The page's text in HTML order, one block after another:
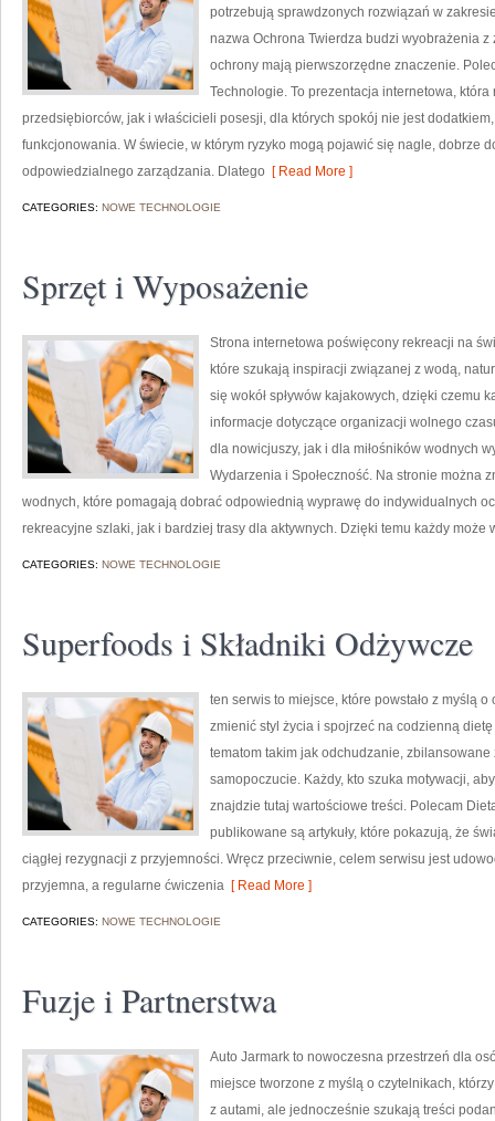
potrzebują sprawdzonych rozwiązań w
nazwa Ochrona Twierdza budzi wyobrażenia
ochrony mają pierwszorzędne znaczenie.
Technologie. To prezentacja internetowa,
przedsiębiorców, jak i właścicieli posesji, dla których spokój nie jest
funkcjonowania. W świecie, w którym ryzyko mogą pojawić się nagle, dobrze
odpowiedzialnego zarządzania. Dlatego [ Read More ]
CATEGORIES: NOWE TECHNOLOGIE
Sprzęt i Wyposażenie
Strona internetowa poświęcony rekreacji na
które szukają inspiracji związanej z wodą,
się wokół spływów kajakowych, dzięki czemu
informacje dotyczące organizacji wolnego
dla nowicjuszy, jak i dla miłośników wodnych
Wydarzenia i Społeczność. Na stronie można
wodnych, które pomagają dobrać odpowiednią wyprawę do indywidualnych
rekreacyjne szlaki, jak i bardziej trasy dla aktywnych. Dzięki temu każdy może
CATEGORIES: NOWE TECHNOLOGIE
Superfoods i Składniki Odżywcze
ten serwis to miejsce, które powstało z myślą
zmienić styl życia i spojrzeć na codzienną
tematom takim jak odchudzanie,
samopoczucie. Każdy, kto szuka motywacji,
znajdzie tutaj wartościowe treści. Polecam
publikowane są artykuły, które pokazują, że
ciągłej rezygnacji z przyjemności. Wręcz przeciwnie, celem serwisu jest
przyjemna, a regularne ćwiczenia [ Read More ]
CATEGORIES: NOWE TECHNOLOGIE
Fuzje i Partnerstwa
Auto Jarmark to nowoczesna przestrzeń dla
miejsce tworzone z myślą o czytelnikach,
z autami, ale jednocześnie szukają treści